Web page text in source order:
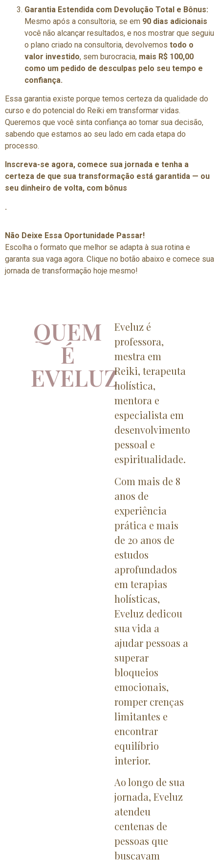
Garantia Estendida com Devolução Total e Bônus:
Mesmo após a consultoria, se em 90 dias adicionais
você não alcançar resultados, e nos mostrar que seguiu
o plano criado na consultoria, devolvemos todo o
valor investido, sem burocracia, mais R$ 100,00
como um pedido de desculpas pelo seu tempo e
confiança.
Essa garantia existe porque temos certeza da qualidade do
curso e do potencial do Reiki em transformar vidas.
Queremos que você sinta confiança ao tomar sua decisão,
sabendo que estamos ao seu lado em cada etapa do
processo.
Inscreva-se agora, comece sua jornada e tenha a
certeza de que sua transformação está garantida — ou
seu dinheiro de volta, com bônus
.
Não Deixe Essa Oportunidade Passar!
Escolha o formato que melhor se adapta à sua rotina e
garanta sua vaga agora. Clique no botão abaixo e comece sua
jornada de transformação hoje mesmo!
QUEM
É
EVELUZ
Eveluz é
professora,
mestra em
Reiki, terapeuta
holística,
mentora e
especialista em
desenvolvimento
pessoal e
espiritualidade.
Com mais de 8
anos de
experiência
prática e mais
de 20 anos de
estudos
aprofundados
em terapias
holísticas,
Eveluz dedicou
sua vida a
ajudar pessoas a
superar
bloqueios
emocionais,
romper crenças
limitantes e
encontrar
equilíbrio
interior.
Ao longo de sua
jornada, Eveluz
atendeu
centenas de
pessoas que
buscavam